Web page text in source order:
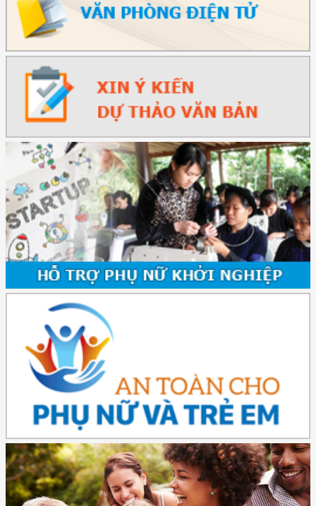
(2415/QĐ-TTg) Quyết định về việc phê duyệt Đề án Hỗ trợ Phụ nữ khởi
nghiệp ...